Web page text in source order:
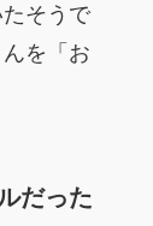
そうで
を「お
だった